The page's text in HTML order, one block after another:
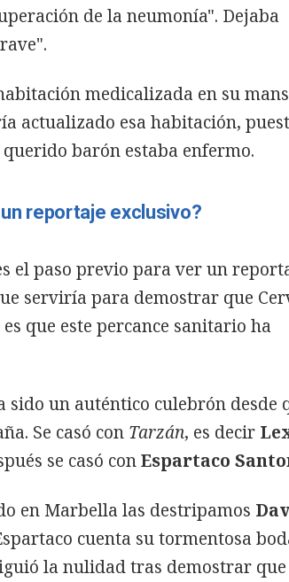
de la neumonía". Dejaba
medicalizada en su
actualizado esa habitación,
barón estaba enfermo.
reportaje exclusivo?
el paso previo para ver un
serviría para demostrar que
que este percance sanitario ha
sido un auténtico culebrón desde
Se casó con Tarzán, es decir
se casó conEspartaco
en Marbella las destripamos
cuenta su tormentosa
la nulidad tras demostrar que